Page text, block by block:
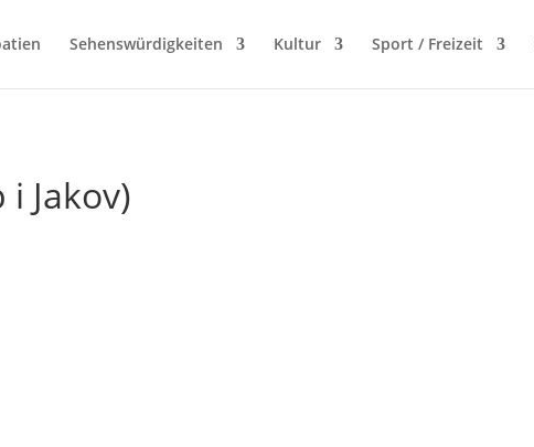
Sehenswürdigkeiten Kultur Sport / Freizeit
Jakov)